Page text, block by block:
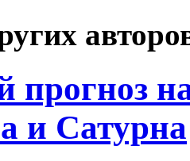
прогноз
и Сатурна